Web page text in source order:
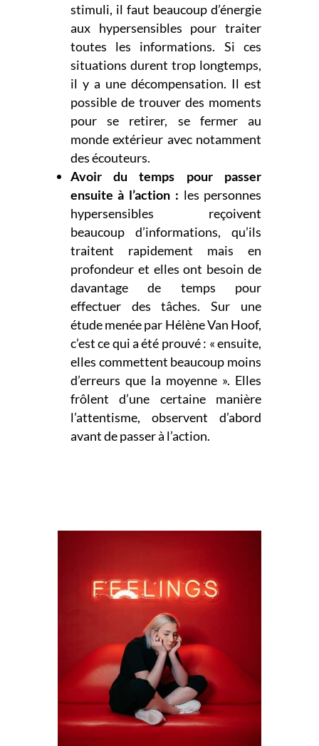
stimuli, il faut beaucoup d’énergie
aux hypersensibles pour traiter
toutes les informations. Si ces
situations durent trop longtemps,
il y a une décompensation. Il est
possible de trouver des moments
pour se retirer, se fermer au
monde extérieur avec notamment
des écouteurs.
Avoir du temps pour passer
ensuite à l’action : les personnes
hypersensibles reçoivent
beaucoup d’informations, qu’ils
traitent rapidement mais en
profondeur et elles ont besoin de
davantage de temps pour
effectuer des tâches. Sur une
étude menée par Hélène Van Hoof,
c’est ce qui a été prouvé : « ensuite,
elles commettent beaucoup moins
d’erreurs que la moyenne ». Elles
frôlent d’une certaine manière
l’attentisme, observent d’abord
avant de passer à l’action.